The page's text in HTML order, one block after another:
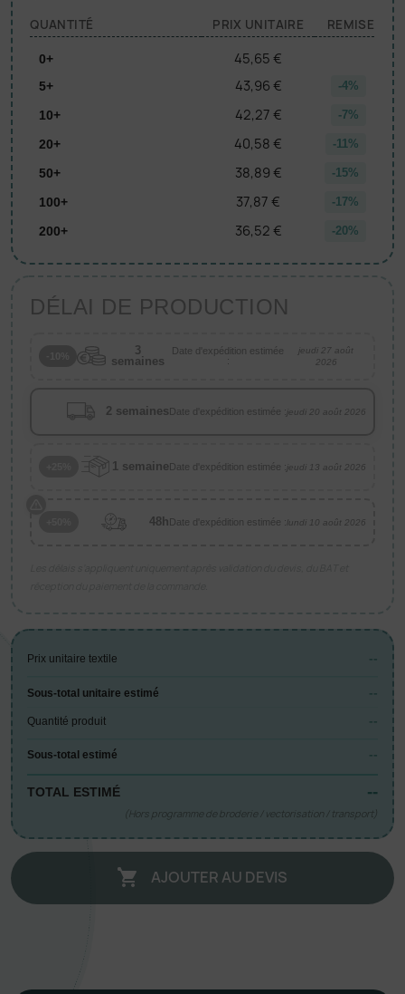
QUANTITÉ PRIX UNITAIRE REMISE
0+ 45,65 €
5+ 43,96 € -4%
10+ 42,27 € -7%
20+ 40,58 € -11%
50+ 38,89 € -15%
100+ 37,87 € -17%
200+ 36,52 € -20%
DÉLAI DE PRODUCTION
3
semaines
Date d'expédition estimée
:
jeudi 27 août
2026
2 semainesDate d'expédition estimée :jeudi 20 août 2026
1 semaineDate d'expédition estimée :jeudi 13 août 2026
48hDate d'expédition estimée :lundi 10 août 2026
Prix unitaire textile --
Sous-total unitaire estimé --
Quantité produit --
Sous-total estimé --
TOTAL ESTIMÉ --
(Hors programme de broderie / vectorisation / transport)
 AJOUTER AU DEVIS